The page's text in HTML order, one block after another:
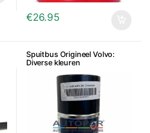
€26.95
Spuitbus Origineel Volvo:
Diverse kleuren